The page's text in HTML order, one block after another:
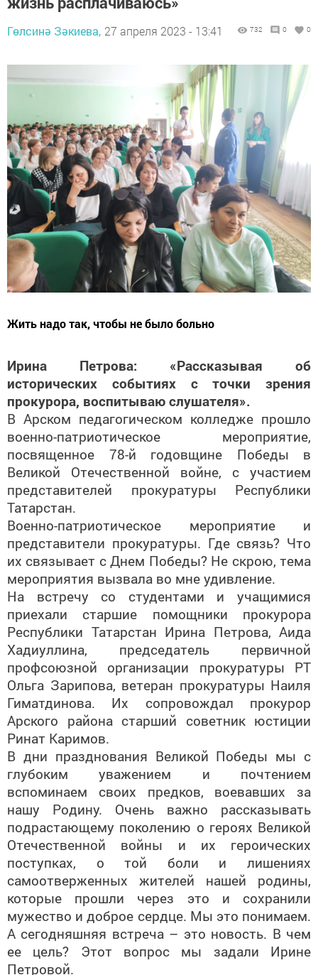
Гөлсинә Зәкиева,
исторических событиях с точки зрения
прокурора, воспитываю слушателя».
В Арском педагогическом колледже прошло
военно-патриотическое мероприятие,
посвященное 78-й годовщине Победы в
Великой Отечественной войне, с участием
представителей прокуратуры Республики
Татарстан.
Военно-патриотическое мероприятие и
представители прокуратуры. Где связь? Что
их связывает с Днем Победы? Не скрою, тема
мероприятия вызвала во мне удивление.
На встречу со студентами и учащимися
приехали старшие помощники прокурора
Республики Татарстан Ирина Петрова, Аида
Хадиуллина, председатель первичной
профсоюзной организации прокуратуры РТ
Ольга Зарипова, ветеран прокуратуры Наиля
Гиматдинова. Их сопровождал прокурор
Арского района старший советник юстиции
Ринат Каримов.
В дни празднования Великой Победы мы с
глубоким уважением и почтением
вспоминаем своих предков, воевавших за
нашу Родину. Очень важно рассказывать
подрастающему поколению о героях Великой
Отечественной войны и их героических
поступках, о той боли и лишениях
самоотверженных жителей нашей родины,
которые прошли через это и сохранили
мужество и доброе сердце. Мы это понимаем.
А сегодняшняя встреча – это новость. В чем
ее цель? Этот вопрос мы задали Ирине
Петровой.